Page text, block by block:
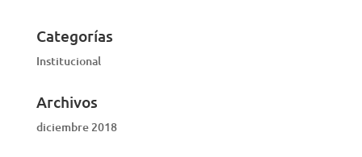
Categorías
Institucional
Archivos
diciembre 2018